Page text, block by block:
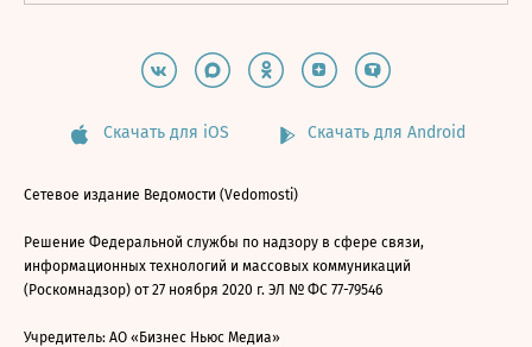
Скачать для iOS Скачать для Android
Сетевое издание Ведомости (Vedomosti)
Решение Федеральной службы по надзору в сфере связи,
информационных технологий и массовых коммуникаций
(Роскомнадзор) от 27 ноября 2020 г. ЭЛ № ФС 77-79546
Учредитель: АО «Бизнес Ньюс Медиа»